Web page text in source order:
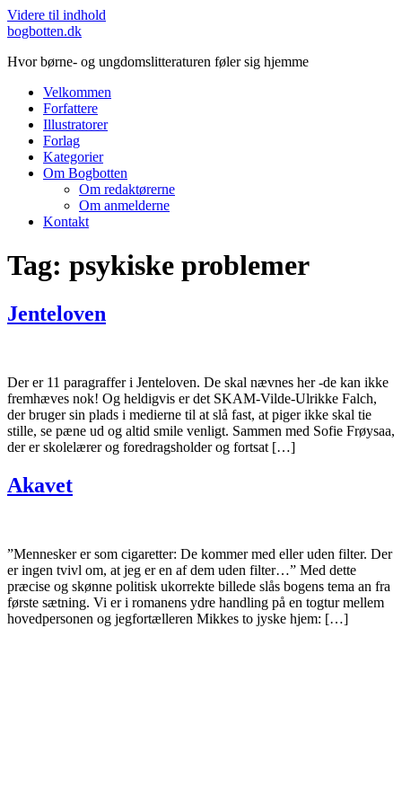
Videre til indhold
bogbotten.dk
Hvor børne- og ungdomslitteraturen føler sig hjemme
Velkommen
Forfattere
Illustratorer
Forlag
Kategorier
Om Bogbotten
Om redaktørerne
Om anmelderne
Kontakt
Tag: psykiske problemer
Jenteloven
Der er 11 paragraffer i Jenteloven. De skal nævnes her -de kan ikke
fremhæves nok! Og heldigvis er det SKAM-Vilde-Ulrikke Falch,
der bruger sin plads i medierne til at slå fast, at piger ikke skal tie
stille, se pæne ud og altid smile venligt. Sammen med Sofie Frøysaa,
der er skolelærer og foredragsholder og fortsat […]
Akavet
”Mennesker er som cigaretter: De kommer med eller uden filter. Der
er ingen tvivl om, at jeg er en af dem uden filter…” Med dette
præcise og skønne politisk ukorrekte billede slås bogens tema an fra
første sætning. Vi er i romanens ydre handling på en togtur mellem
hovedpersonen og jegfortælleren Mikkes to jyske hjem: […]